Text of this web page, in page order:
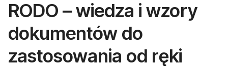
RODO – wiedza i wzory
dokumentów do
zastosowania od ręki